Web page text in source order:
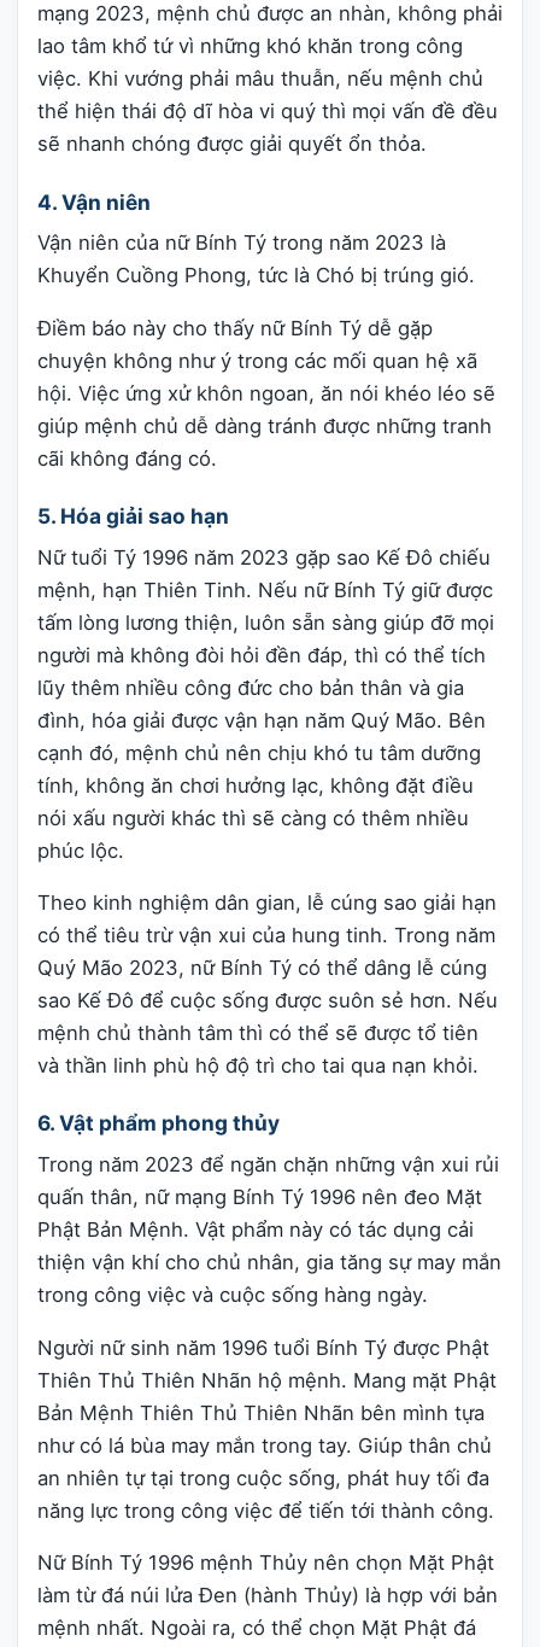
mạng 2023, mệnh chủ được an nhàn, không phải
lao tâm khổ tứ vì những khó khăn trong công
việc. Khi vướng phải mâu thuẫn, nếu mệnh chủ
thể hiện thái độ dĩ hòa vi quý thì mọi vấn đề đều
sẽ nhanh chóng được giải quyết ổn thỏa.
4. Vận niên
Vận niên của nữ Bính Tý trong năm 2023 là
Khuyển Cuồng Phong, tức là Chó bị trúng gió.
Điềm báo này cho thấy nữ Bính Tý dễ gặp
chuyện không như ý trong các mối quan hệ xã
hội. Việc ứng xử khôn ngoan, ăn nói khéo léo sẽ
giúp mệnh chủ dễ dàng tránh được những tranh
cãi không đáng có.
5. Hóa giải sao hạn
Nữ tuổi Tý 1996 năm 2023 gặp sao Kế Đô chiếu
mệnh, hạn Thiên Tinh. Nếu nữ Bính Tý giữ được
tấm lòng lương thiện, luôn sẵn sàng giúp đỡ mọi
người mà không đòi hỏi đền đáp, thì có thể tích
lũy thêm nhiều công đức cho bản thân và gia
đình, hóa giải được vận hạn năm Quý Mão. Bên
cạnh đó, mệnh chủ nên chịu khó tu tâm dưỡng
tính, không ăn chơi hưởng lạc, không đặt điều
nói xấu người khác thì sẽ càng có thêm nhiều
phúc lộc.
Theo kinh nghiệm dân gian, lễ cúng sao giải hạn
có thể tiêu trừ vận xui của hung tinh. Trong năm
Quý Mão 2023, nữ Bính Tý có thể dâng lễ cúng
sao Kế Đô để cuộc sống được suôn sẻ hơn. Nếu
mệnh chủ thành tâm thì có thể sẽ được tổ tiên
và thần linh phù hộ độ trì cho tai qua nạn khỏi.
6. Vật phẩm phong thủy
Trong năm 2023 để ngăn chặn những vận xui rủi
quấn thân, nữ mạng Bính Tý 1996 nên đeo Mặt
Phật Bản Mệnh. Vật phẩm này có tác dụng cải
thiện vận khí cho chủ nhân, gia tăng sự may mắn
trong công việc và cuộc sống hàng ngày.
Người nữ sinh năm 1996 tuổi Bính Tý được Phật
Thiên Thủ Thiên Nhãn hộ mệnh. Mang mặt Phật
Bản Mệnh Thiên Thủ Thiên Nhãn bên mình tựa
như có lá bùa may mắn trong tay. Giúp thân chủ
an nhiên tự tại trong cuộc sống, phát huy tối đa
năng lực trong công việc để tiến tới thành công.
Nữ Bính Tý 1996 mệnh Thủy nên chọn Mặt Phật
làm từ đá núi lửa Đen (hành Thủy) là hợp với bản
mệnh nhất. Ngoài ra, có thể chọn Mặt Phật đá